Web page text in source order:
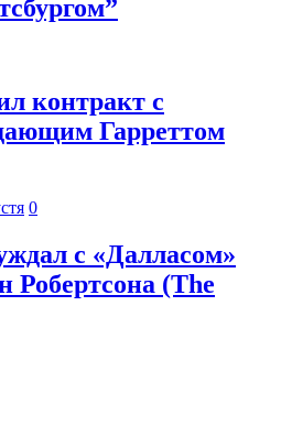
контракт с
Гарреттом
0
с «Далласом»
Робертсона (The